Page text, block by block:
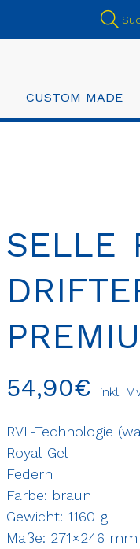
CUSTOM MADE
SELLE
54,90€ inkl.
RVL-Technologie
Royal-Gel
Federn
Farbe: braun
Gewicht: 1160 g
Maße: 271×246 mm